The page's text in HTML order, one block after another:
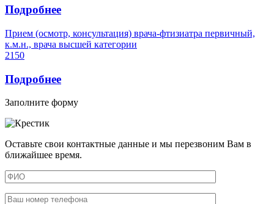
Подробнее
Прием (осмотр, консультация) врача-фтизиатра первичный,
к.м.н., врача высшей категории
2150
Подробнее
Заполните форму
Оставьте свои контактные данные и мы перезвоним Вам в
ближайшее время.